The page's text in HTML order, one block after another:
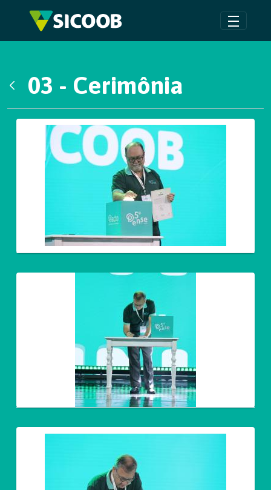
Pular para o Conteúdo principal
03 - Cerimônia
Galeria de Mídias